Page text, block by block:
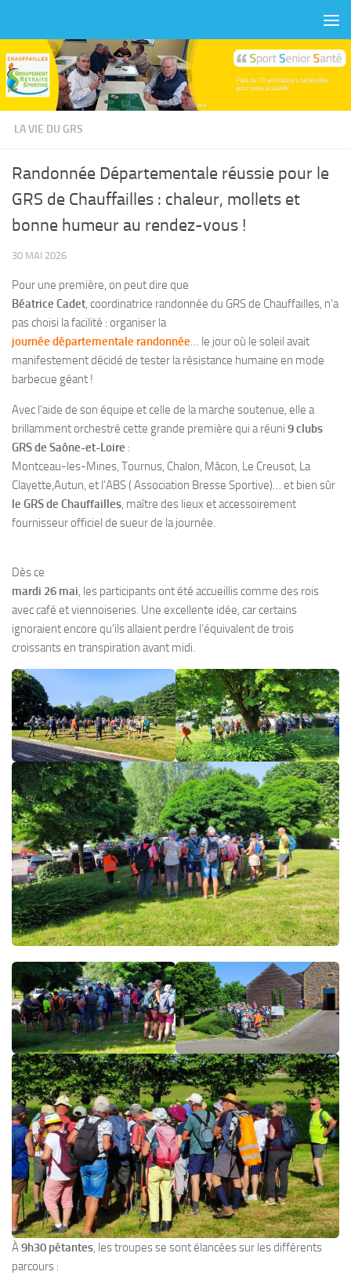
LA VIE DU GRS
Randonnée Départementale réussie pour le
GRS de Chauffailles : chaleur, mollets et
bonne humeur au rendez-vous !
30 MAI 2026
Pour une première, on peut dire que
Béatrice Cadet, coordinatrice randonnée du GRS de Chauffailles, n’a
pas choisi la facilité : organiser la
journée départementale randonnée… le jour où le soleil avait
manifestement décidé de tester la résistance humaine en mode
barbecue géant !
Avec l’aide de son équipe et celle de la marche soutenue, elle a
brillamment orchestré cette grande première qui a réuni 9 clubs
GRS de Saône-et-Loire :
Montceau-les-Mines, Tournus, Chalon, Mâcon, Le Creusot, La
Clayette,Autun, et l’ABS ( Association Bresse Sportive)… et bien sûr
le GRS de Chauffailles, maître des lieux et accessoirement
fournisseur officiel de sueur de la journée.
Dès ce
mardi 26 mai, les participants ont été accueillis comme des rois
avec café et viennoiseries. Une excellente idée, car certains
ignoraient encore qu’ils allaient perdre l’équivalent de trois
croissants en transpiration avant midi.
À9h30 pétantes, les troupes se sont élancées sur les différents
parcours :